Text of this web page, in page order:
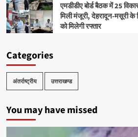
एमडीडीए बोर्ड बैठक में 25
मिली मंजूरी, देहरादून-मसूरी के
को मिलेगी रफ्तार
Categories
अंतर्राष्ट्रीय उत्तराखण्ड
You may have missed